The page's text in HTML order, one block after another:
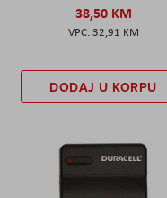
38,50 KM
32,91 KM
DODAJ U KORPU